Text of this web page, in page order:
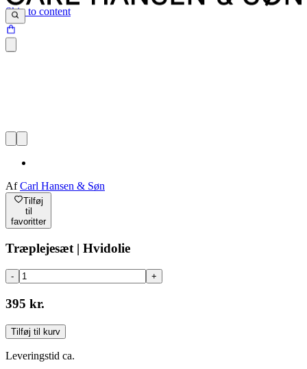
Skip to content
AfCarl Hansen & Søn
Tilføj
til
favoritter
Træplejesæt | Hvidolie
- +
395 kr.
Tilføj til kurv
Leveringstid ca.